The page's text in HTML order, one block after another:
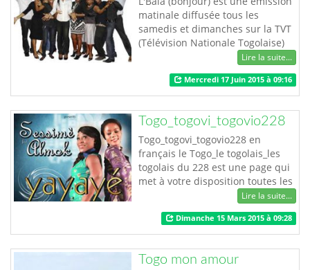
matinale diffusée tous les
samedis et dimanches sur la TVT
(Télévision Nationale Togolaise)
de 8H à 10H. Avec ses chroniques
rouges, bonjour doc, identité,
actu, incollables, kultura, etc.
L'Bala vous informe et vous
réveille tout en douceur chaque
weekend sur la TVT grâce à sa
dy…
Lire la suite...
Mercredi 17 Juin 2015 à 09:16
Togo_togovi_togovio228
Togo_togovi_togovio228 en
français le Togo_le togolais_les
togolais du 228 est une page qui
met à votre disposition toutes les
actualités sur vos stars, les
gossip… Ici c’est Togo !!! Ici c’est le
228 !!!
Lire la suite...
Dimanche 15 Mars 2015 à 09:28
Togo mon amour